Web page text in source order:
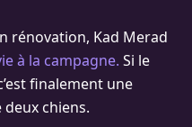
rénovation, Kad Merad
à la campagne. Si le
finalement une
chiens.